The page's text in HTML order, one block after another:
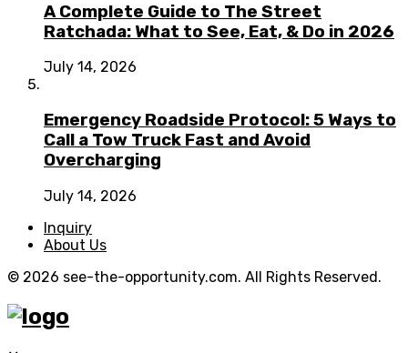
A Complete Guide to The Street
Ratchada: What to See, Eat, & Do in 2026
July 14, 2026
Emergency Roadside Protocol: 5 Ways to
Call a Tow Truck Fast and Avoid
Overcharging
July 14, 2026
Inquiry
About Us
© 2026 see-the-opportunity.com. All Rights Reserved.